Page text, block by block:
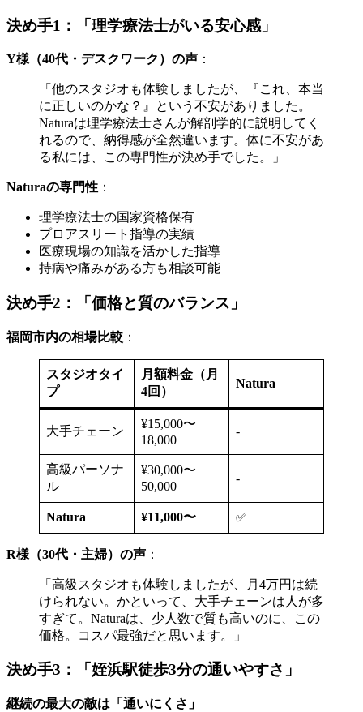
決め手1：「理学療法士がいる安心感」
Y様（40代・デスクワーク）の声 ：
「他のスタジオも体験しましたが、『これ、本当
に正しいのかな？』という不安がありました。
Naturaは理学療法士さんが解剖学的に説明してく
れるので、納得感が全然違います。体に不安があ
る私には、この専門性が決め手でした。」
Naturaの専門性 ：
理学療法士の国家資格保有
プロアスリート指導の実績
医療現場の知識を活かした指導
持病や痛みがある方も相談可能
決め手2：「価格と質のバランス」
福岡市内の相場比較 ：
スタジオタイ
プ
月額料金（月
4回）
Natura
大手チェーン
¥15,000〜
18,000
-
高級パーソナ
ル
¥30,000〜
50,000
-
Natura ¥11,000〜 ✅
R様（30代・主婦）の声 ：
「高級スタジオも体験しましたが、月4万円は続
けられない。かといって、大手チェーンは人が多
すぎて。Naturaは、少人数で質も高いのに、この
価格。コスパ最強だと思います。」
決め手3：「姪浜駅徒歩3分の通いやすさ」
継続の最大の敵は「通いにくさ」